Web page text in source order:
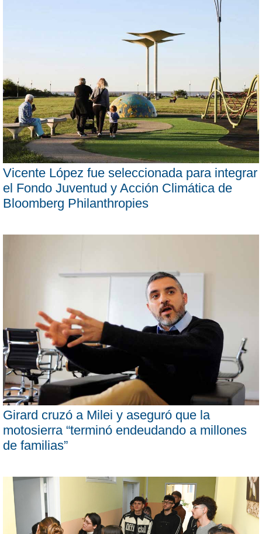
Vicente López fue seleccionada para integrar
el Fondo Juventud y Acción Climática de
Bloomberg Philanthropies
Girard cruzó a Milei y aseguró que la
motosierra “terminó endeudando a millones
de familias”